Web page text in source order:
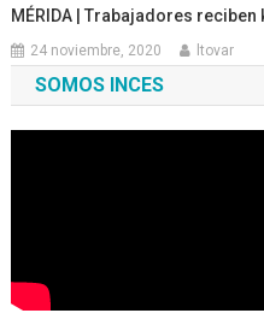
MÉRIDA | Trabajadores
24 noviembre, 2020 ltovar
SOMOS INCES